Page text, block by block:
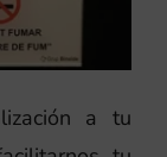
a tu